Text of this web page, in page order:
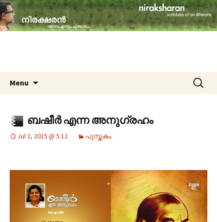
niraksharan (നിരക്ഷരൻ)
travelogues, book reviews, social issues,
cinema, memories & lot more…
Menu
Search
for:
ബഷീർ എന്ന അനുഗ്രഹം
Jul 2, 2015 @ 5:12 പുസ്തകം